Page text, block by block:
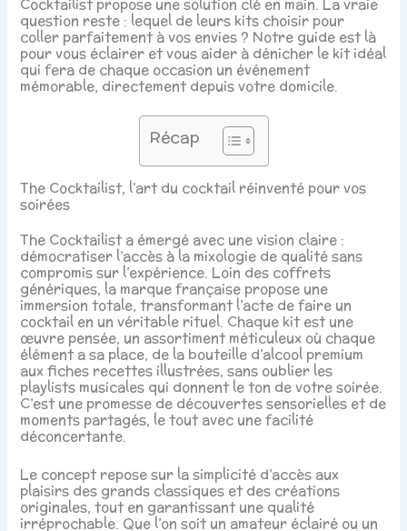
question reste : lequel de leurs kits choisir pour
coller parfaitement à vos envies ? Notre guide est là
pour vous éclairer et vous aider à dénicher le kit idéal
qui fera de chaque occasion un événement
mémorable, directement depuis votre domicile.
Récap
The Cocktailist, l’art du cocktail réinventé pour vos
soirées
The Cocktailist a émergé avec une vision claire :
démocratiser l’accès à la mixologie de qualité sans
compromis sur l’expérience. Loin des coffrets
génériques, la marque française propose une
immersion totale, transformant l’acte de faire un
cocktail en un véritable rituel. Chaque kit est une
œuvre pensée, un assortiment méticuleux où chaque
élément a sa place, de la bouteille d’alcool premium
aux fiches recettes illustrées, sans oublier les
playlists musicales qui donnent le ton de votre soirée.
C’est une promesse de découvertes sensorielles et de
moments partagés, le tout avec une facilité
déconcertante.
Le concept repose sur la simplicité d’accès aux
plaisirs des grands classiques et des créations
originales, tout en garantissant une qualité
irréprochable. Que l’on soit un amateur éclairé ou un